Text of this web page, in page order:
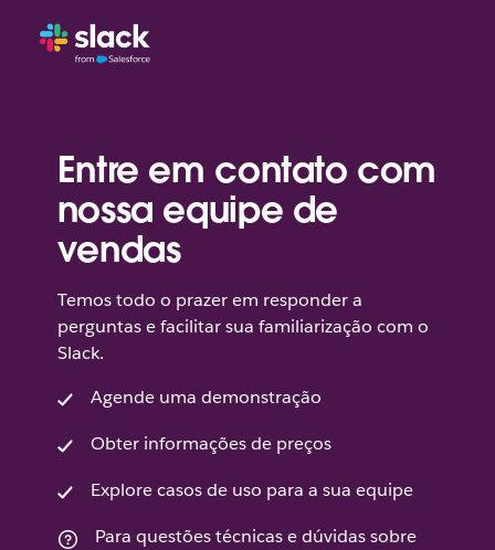
Entre em contato com
nossa equipe de
vendas
Temos todo o prazer em responder a
perguntas e facilitar sua familiarização com o
Slack.
Agende uma demonstração
Obter informações de preços
Explore casos de uso para a sua equipe
Para questões técnicas e dúvidas sobre